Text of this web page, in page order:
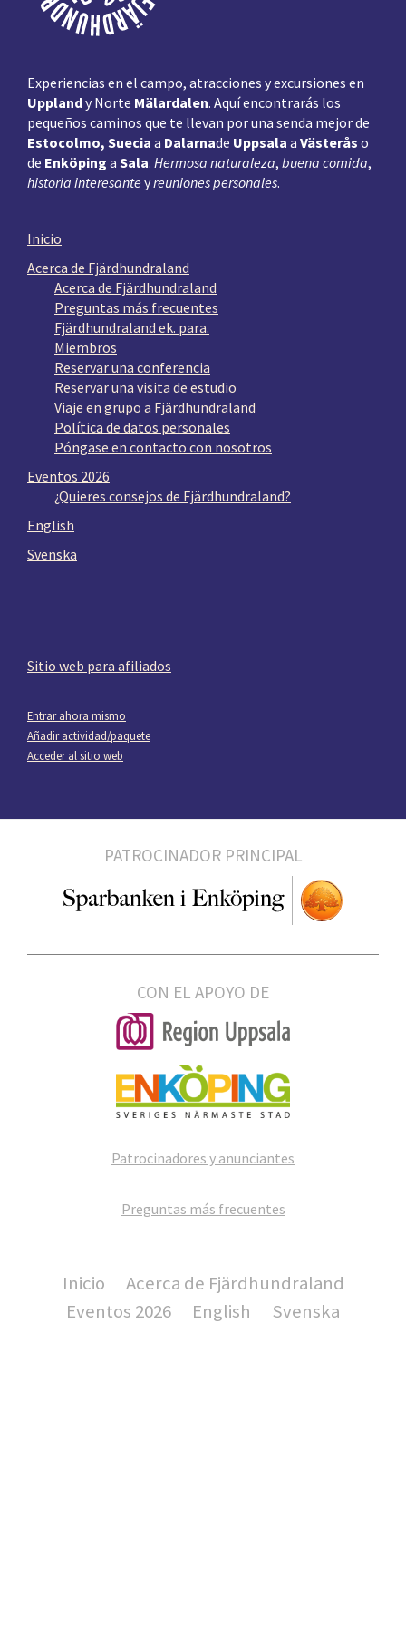
Experiencias en el campo, atracciones y excursiones en
Upplandy Norte Mälardalen. Aquí encontrarás los
pequeños caminos que te llevan por una senda mejor de
Estocolmo, Suecia a Dalarnade Uppsala a Västerås o
de Enköping a Sala. Hermosa naturaleza, buena comida,
historia interesante yreuniones personales.
Inicio
Acerca de Fjärdhundraland
Acerca de Fjärdhundraland
Preguntas más frecuentes
Fjärdhundraland ek. para.
Miembros
Reservar una conferencia
Reservar una visita de estudio
Viaje en grupo a Fjärdhundraland
Política de datos personales
Póngase en contacto con nosotros
Eventos 2026
¿Quieres consejos de Fjärdhundraland?
English
Svenska
Sitio web para afiliados
Entrar ahora mismo
Añadir actividad/paquete
Acceder al sitio web
PATROCINADOR PRINCIPAL
CON EL APOYO DE
Patrocinadores y anunciantes
Preguntas más frecuentes
Inicio
Acerca de Fjärdhundraland
Eventos 2026
English Svenska